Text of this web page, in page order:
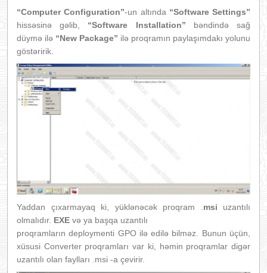
“Computer Configuration”-un altında “Software Settings”
hissəsinə gəlib, “Software Installation” bəndində sağ
düymə ilə “New Package” ilə proqramın paylaşımdakı yolunu
göstəririk.
Yaddan çıxarmayaq ki, yüklənəcək proqram . msi uzantılı
olmalıdır. EXE və ya başqa uzantılı
proqramların deploymenti GPO ilə edilə bilməz. Bunun üçün,
xüsusi Converter proqramları var ki, həmin proqramlar digər
uzantılı olan faylları .msi -a çevirir.